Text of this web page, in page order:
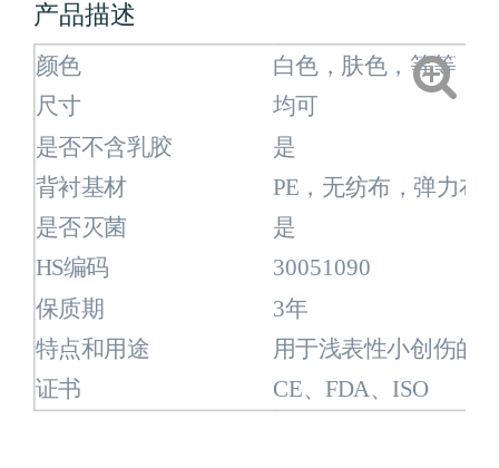
产品描述
颜色
白色，肤色，等等
尺寸
均可
是否不含乳胶
是
背衬基材
PE，无纺布，弹力布
是否灭菌
是
HS编码
30051090
保质期
3年
特点和用途
用于浅表性小创伤的
证书
CE、FDA、ISO